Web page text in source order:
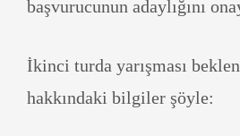
başvurucunun adaylığını
İkinci turda yarışması
hakkındaki bilgiler şöyle: